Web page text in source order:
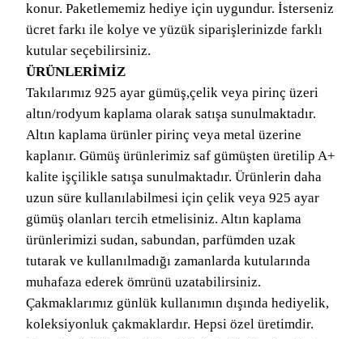
konur. Paketlememiz hediye için uygundur. İsterseniz
ücret farkı ile kolye ve yüzük siparişlerinizde farklı
kutular seçebilirsiniz.
ÜRÜNLERİMİZ
Takılarımız 925 ayar gümüş,çelik veya pirinç üzeri
altın/rodyum kaplama olarak satışa sunulmaktadır.
Altın kaplama ürünler pirinç veya metal üzerine
kaplanır. Gümüş ürünlerimiz saf gümüşten üretilip A+
kalite işçilikle satışa sunulmaktadır. Ürünlerin daha
uzun süre kullanılabilmesi için çelik veya 925 ayar
gümüş olanları tercih etmelisiniz. Altın kaplama
ürünlerimizi sudan, sabundan, parfümden uzak
tutarak ve kullanılmadığı zamanlarda kutularında
muhafaza ederek ömrünü uzatabilirsiniz.
Çakmaklarımız günlük kullanımın dışında hediyelik,
koleksiyonluk çakmaklardır. Hepsi özel üretimdir.